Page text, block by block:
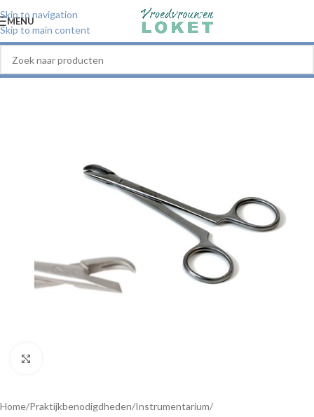
Skip to navigation
Skip to main content
MENU
Home Praktijkbenodigdheden Instrumentarium